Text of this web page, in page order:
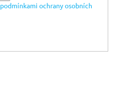
podmínkami ochrany osobních